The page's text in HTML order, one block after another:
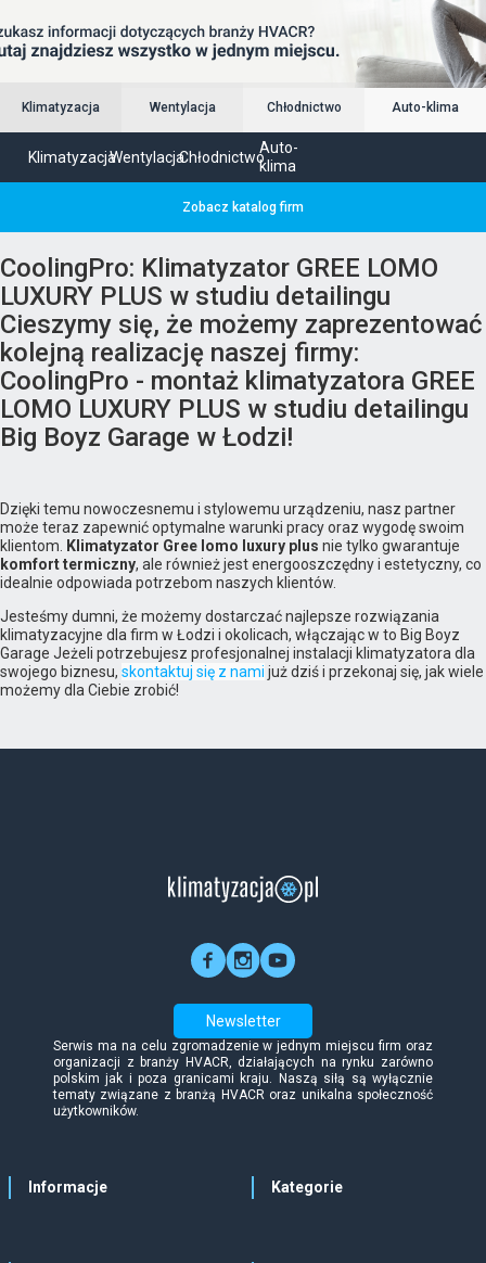
Klimatyzacja Wentylacja Chłodnictwo Auto-klima
KlimatyzacjaWentylacjaChłodnictwo
Auto-
klima
Zobacz katalog firm
CoolingPro: Klimatyzator GREE LOMO
LUXURY PLUS w studiu detailingu
Cieszymy się, że możemy zaprezentować
kolejną realizację naszej firmy:
CoolingPro - montaż klimatyzatora GREE
LOMO LUXURY PLUS w studiu detailingu
Big Boyz Garage w Łodzi!
Dzięki temu nowoczesnemu i stylowemu urządzeniu, nasz partner
może teraz zapewnić optymalne warunki pracy oraz wygodę swoim
klientom.
Klimatyzator Gree lomo luxury plus nie tylko gwarantuje
komfort termiczny, ale również jest energooszczędny i estetyczny, co
idealnie odpowiada potrzebom naszych klientów.
Jesteśmy dumni, że możemy dostarczać najlepsze rozwiązania
klimatyzacyjne dla firm w Łodzi i okolicach, włączając w to Big Boyz
Garage Jeżeli potrzebujesz profesjonalnej instalacji klimatyzatora dla
swojego biznesu, skontaktuj się z nami już dziś i przekonaj się, jak wiele
możemy dla Ciebie zrobić!
Newsletter
Serwis ma na celu zgromadzenie w jednym miejscu firm oraz
organizacji z branży HVACR, działających na rynku zarówno
polskim jak i poza granicami kraju. Naszą siłą są wyłącznie
tematy związane z branżą HVACR oraz unikalna społeczność
użytkowników.
Informacje Kategorie